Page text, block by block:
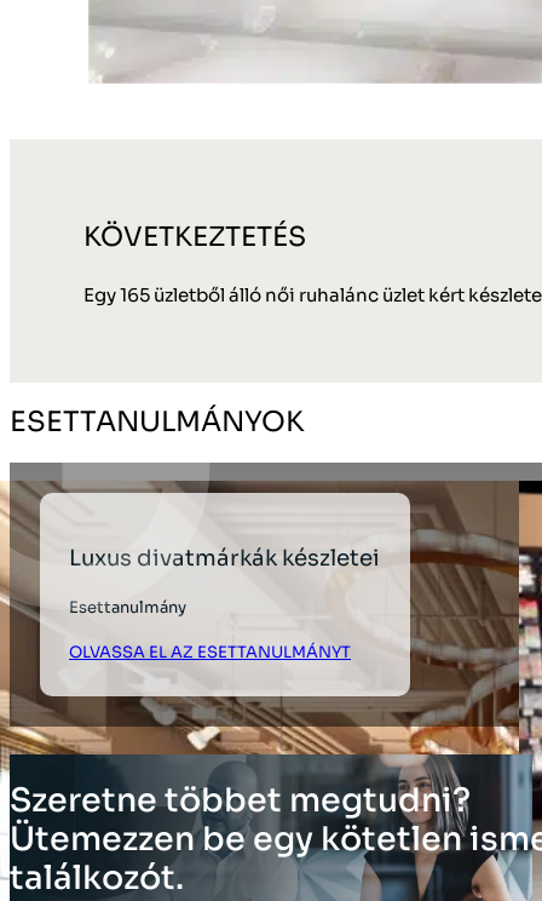
KÖVETKEZTETÉS
Egy 165 üzletből álló női ruhalánc üzlet kért
ESETTANULMÁNYOK
Luxus divatmárkák készletei
Esettanulmány
OLVASSA EL AZ ESETTANULMÁNYT
Szeretne többet megtudni?
Ütemezzen be egy kötetlen
találkozót.